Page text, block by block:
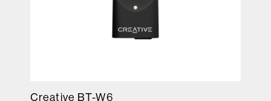
Creative BT-W6